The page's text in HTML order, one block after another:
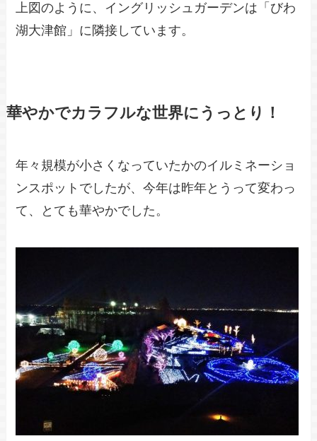
上図のように、イングリッシュガーデンは「びわ
湖大津館」に隣接しています。
華やかでカラフルな世界にうっとり！
年々規模が小さくなっていたかのイルミネーショ
ンスポットでしたが、今年は昨年とうって変わっ
て、とても華やかでした。